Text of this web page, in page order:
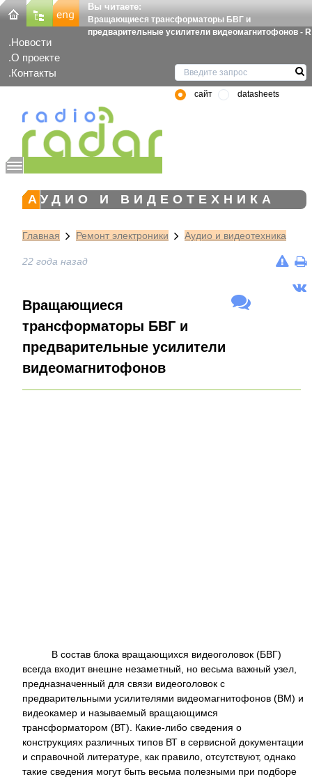
Вы читаете:
Вращающиеся трансформаторы БВГ и
предварительные усилители видеомагнитофонов - R
Новости
О проекте
Контакты
сайт datasheets
АУДИО И ВИДЕОТЕХНИКА
Главная Ремонт электроники Аудио и видеотехника
22 года назад
Вращающиеся
трансформаторы БВГ и
предварительные усилители
видеомагнитофонов
В состав блока вращающихся видеоголовок (БВГ)
всегда входит внешне незаметный, но весьма важный узел,
предназначенный для связи видеоголовок с
предварительными усилителями видеомагнитофонов (ВМ) и
видеокамер и называемый вращающимся
трансформатором (ВТ). Какие-либо сведения о
конструкциях различных типов ВТ в сервисной документации
и справочной литературе, как правило, отсутствуют, однако
такие сведения могут быть весьма полезными при подборе